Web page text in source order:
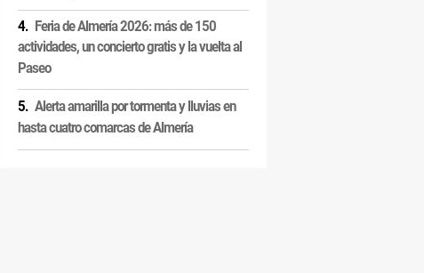
Feria de Almería 2026: más de 150
actividades, un concierto gratis y la vuelta al
Paseo
Alerta amarilla por tormenta y lluvias en
hasta cuatro comarcas de Almería